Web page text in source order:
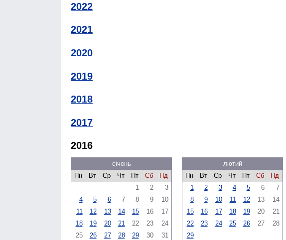
2022
2021
2020
2019
2018
2017
2016
січень
Пн
Вт Ср Чт Пт Сб
Нд
1
2
3
4
5 6 7 8 9
10
11
12 13 14 15 16
17
18
19 20 21 22 23
24
25
26 27 28 29 30 31
лютий
Пн
Вт Ср Чт Пт Сб
Нд
1
2 3 4 5 6
7
8
9 10 11 12 13
14
15
16 17 18 19 20
21
22
23 24 25 26 27
28
29